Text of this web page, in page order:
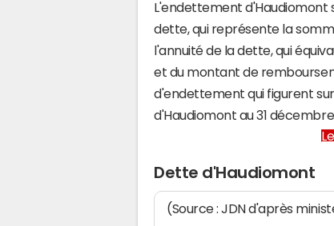
L'endettement d'Haudiomont
dette, qui représente la
l'annuité de la dette, qui
et du montant de
d'endettement qui figurent
d'Haudiomont au 31
Dette d'Haudiomont
(Source : JDN d'après